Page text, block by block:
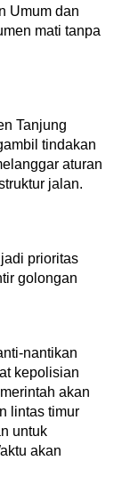
Umum dan
mati tanpa
Tanjung
tindakan
aturan
jalan.
prioritas
golongan
nantikan
kepolisian
akan
lintas timur
untuk
akan